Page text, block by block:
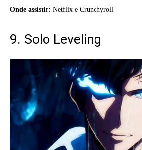
Onde assistir: Netflix e Crunchyroll
9. Solo Leveling